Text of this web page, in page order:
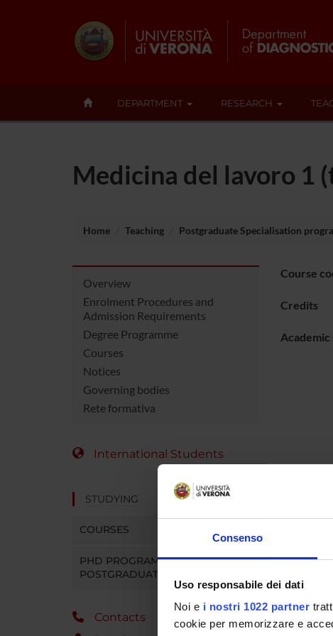
Consenso
Uso responsabile dei dati
Noi e i nostri 1022 partner
cookie per memorizzare e
DEPARTMENT RESEARCH
Medicina del lavoro 1
Home Teaching Postgraduate Specialisation
Overview
Enrolment Procedures and
Admission Requirements
Degree Programme
Courses
Notices
Governing bodies
Rete formativa
International Students
STUDYING
COURSES
PHD PROGRAMMES AND
POSTGRADUATE TRAINING
Contacts
Course
Credits